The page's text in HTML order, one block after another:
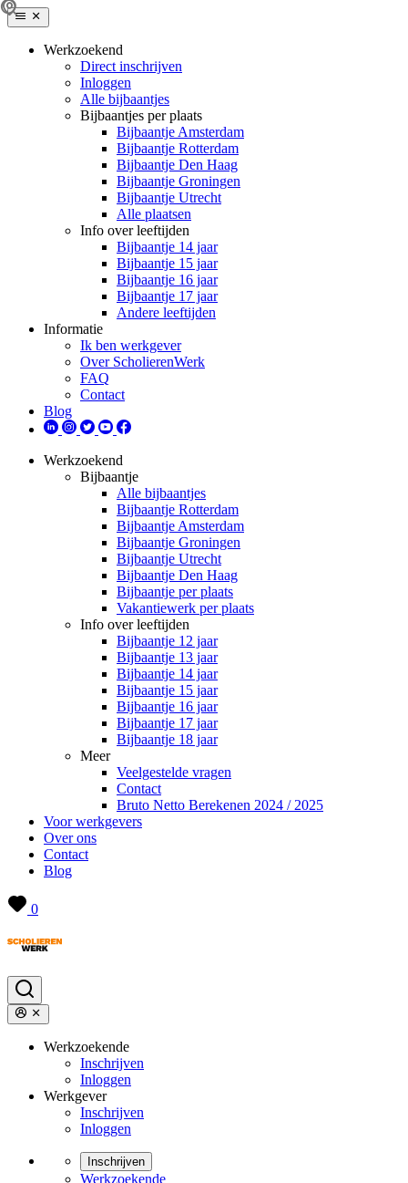
Werkzoekend
Direct inschrijven
Inloggen
Alle bijbaantjes
Bijbaantjes per plaats
Bijbaantje Amsterdam
Bijbaantje Rotterdam
Bijbaantje Den Haag
Bijbaantje Groningen
Bijbaantje Utrecht
Alle plaatsen
Info over leeftijden
Bijbaantje 14 jaar
Bijbaantje 15 jaar
Bijbaantje 16 jaar
Bijbaantje 17 jaar
Andere leeftijden
Informatie
Ik ben werkgever
Over ScholierenWerk
FAQ
Contact
Blog
Werkzoekend
Bijbaantje
Alle bijbaantjes
Bijbaantje Rotterdam
Bijbaantje Amsterdam
Bijbaantje Groningen
Bijbaantje Utrecht
Bijbaantje Den Haag
Bijbaantje per plaats
Vakantiewerk per plaats
Info over leeftijden
Bijbaantje 12 jaar
Bijbaantje 13 jaar
Bijbaantje 14 jaar
Bijbaantje 15 jaar
Bijbaantje 16 jaar
Bijbaantje 17 jaar
Bijbaantje 18 jaar
Meer
Veelgestelde vragen
Contact
Bruto Netto Berekenen 2024 / 2025
Voor werkgevers
Over ons
Contact
Blog
0
Werkzoekende
Inschrijven
Inloggen
Werkgever
Inschrijven
Inloggen
Inschrijven
Werkzoekende